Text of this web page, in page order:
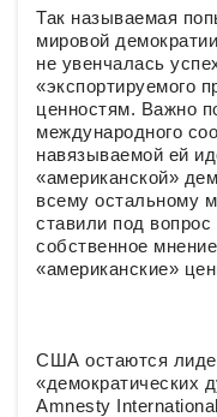
Так называемая
мировой
не увенчалась
«экспортируемого
ценностям. Важно
международного
навязываемой ей
«американской»
всему остальному
ставили под
собственное
«американские»
США остаются
«демократических
Amnesty